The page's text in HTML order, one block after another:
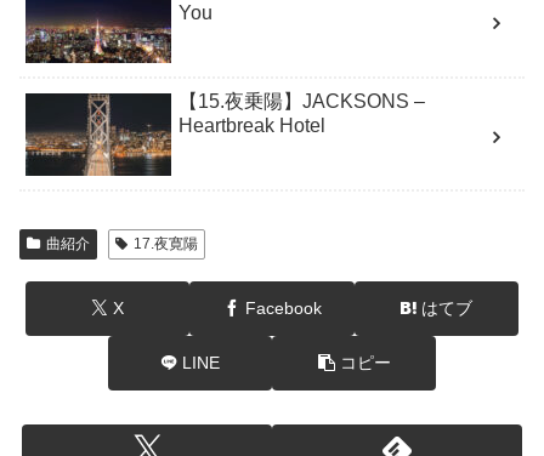
You
【15.夜乗陽】JACKSONS –
Heartbreak Hotel
曲紹介 17.夜寛陽
X Facebook はてブ
LINE コピー